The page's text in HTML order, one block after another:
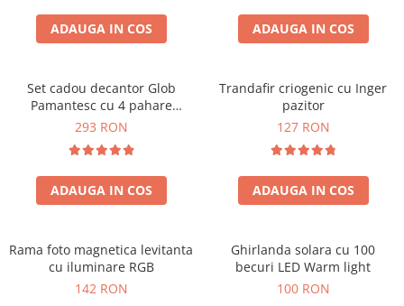
Cadouri Fete
Pentru Copilul din tine
Cadouri de Casa Noua
Cadouri Majorat
Cadouri pentru Nasi
Cadouri pentru Bunici
Cadouri pentru Prieteni
Cel ce are tot
Cadouri Nunta si Cununie civila
Cani si Termosuri
Jocuri si Puzzle
Seturi de caligrafie
Cadouri Sfantul Alexandru
Cadouri Constantin si Elena
Cadouri Sfanta Maria
Cadouri Sfintii Mihail si Gavriil
ADAUGA IN COS ADAUGA IN COS
Set cadou decantor Glob
Pamantesc cu 4 pahare
Deluxe
293 RON
ADAUGA IN COS
Trandafir criogenic cu Inger
pazitor
127 RON
ADAUGA IN COS
Rama foto magnetica levitanta
cu iluminare RGB
142 RON
Ghirlanda solara cu 100
becuri LED Warm light
100 RON